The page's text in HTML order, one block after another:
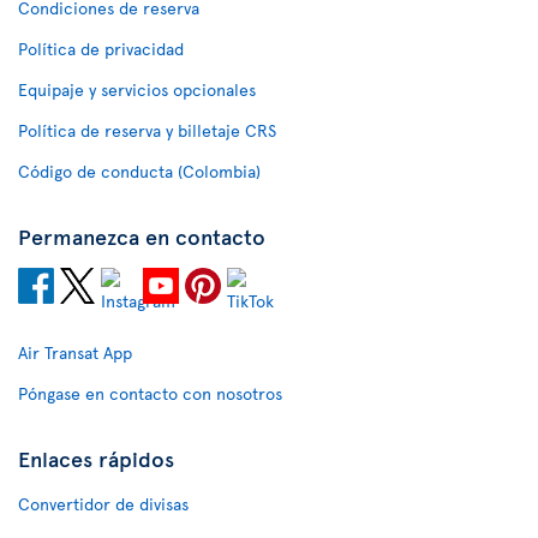
Condiciones de reserva
Política de privacidad
Equipaje y servicios opcionales
Política de reserva y billetaje CRS
Código de conducta (Colombia)
Permanezca en contacto
Air Transat App
Póngase en contacto con nosotros
Enlaces rápidos
Convertidor de divisas